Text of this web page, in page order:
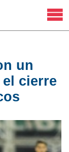
un
cierre